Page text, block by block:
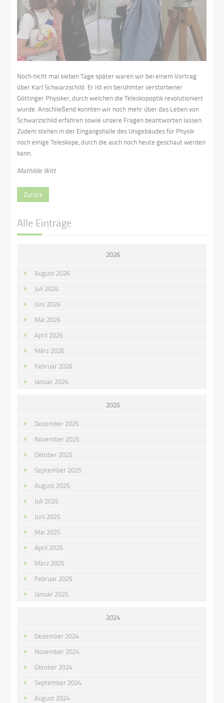
Noch nicht mal sieben Tage später waren wir bei einem Vortrag
über Karl Schwarzschild. Er ist ein berühmter verstorbener
Göttinger Physiker, durch welchen die Teleskopoptik revolutioniert
wurde. Anschließend konnten wir noch mehr über das Leben von
Schwarzschild erfahren sowie unsere Fragen beantworten lassen.
Zudem stehen in der Eingangshalle des Unigebäudes für Physik
noch einige Teleskope, durch die auch noch heute geschaut werden
kann.
Mathilde Witt
Zurück
Alle Einträge
2026
August 2026
Juli 2026
Juni 2026
Mai 2026
April 2026
März 2026
Februar 2026
Januar 2026
2025
Dezember 2025
November 2025
Oktober 2025
September 2025
August 2025
Juli 2025
Juni 2025
Mai 2025
April 2025
März 2025
Februar 2025
Januar 2025
2024
Dezember 2024
November 2024
Oktober 2024
September 2024
August 2024